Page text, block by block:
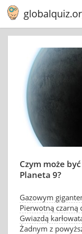
Czym może
Planeta 9?
Gazowym
Pierwotną czarną
Gwiazdą
Żadnym z